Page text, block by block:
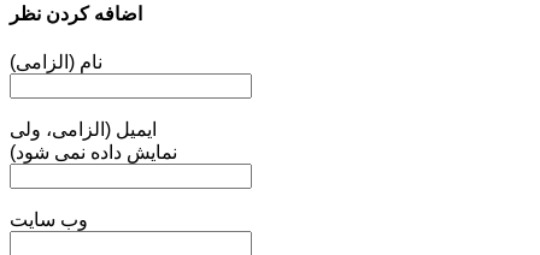
اضافه کردن نظر
نام (الزامی)
ایمیل (الزامی، ولی
نمایش داده نمی شود)
وب سایت